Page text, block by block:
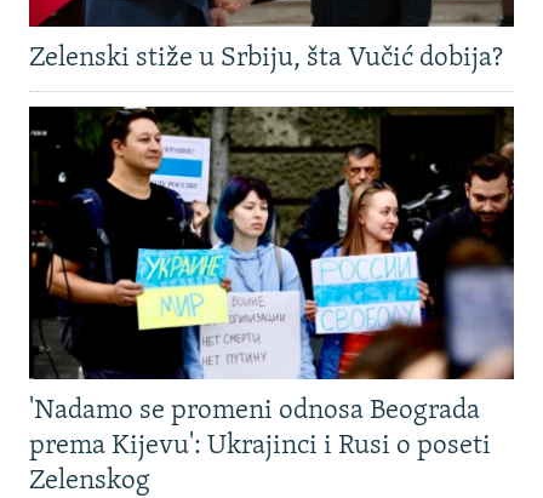
Zelenski stiže u Srbiju, šta Vučić dobija?
'Nadamo se promeni odnosa Beograda
prema Kijevu': Ukrajinci i Rusi o poseti
Zelenskog